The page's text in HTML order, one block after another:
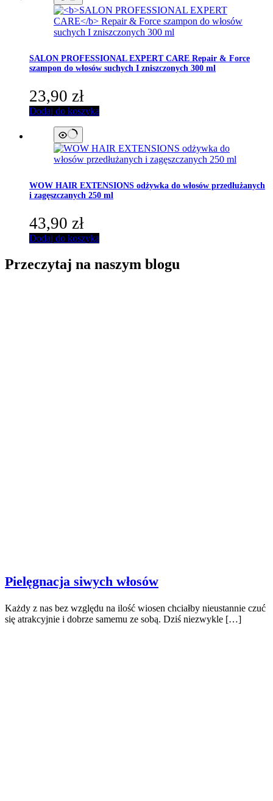
SALON PROFESSIONAL EXPERT CARE Repair & Force
szampon do włosów suchych I zniszczonych 300 ml
23,90 zł
Dodaj do koszyka
WOW HAIR EXTENSIONS odżywka do włosów przedłużanych
i zagęszczanych 250 ml
43,90 zł
Dodaj do koszyka
Przeczytaj na naszym blogu
Pielęgnacja siwych włosów
Każdy z nas bez względu na ilość wiosen chciałby nieustannie czuć
się atrakcyjnie i dobrze samemu ze sobą. Dziś niezwykle […]